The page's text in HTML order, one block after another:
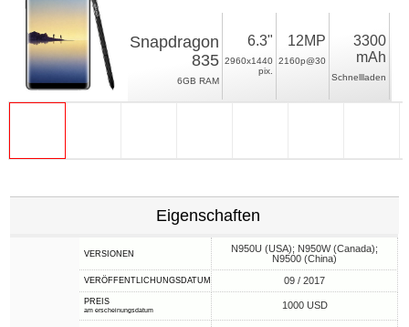
Snapdragon
835
6GB RAM
6.3"
2960x1440
pix.
12MP
2160p@30
3300
mAh
Schnellladen
Eigenschaften
VERSIONEN
N950U (USA); N950W (Canada);
N9500 (China)
VERÖFFENTLICHUNGSDATUM 09 / 2017
PREIS
am erscheinungsdatum 1000 USD